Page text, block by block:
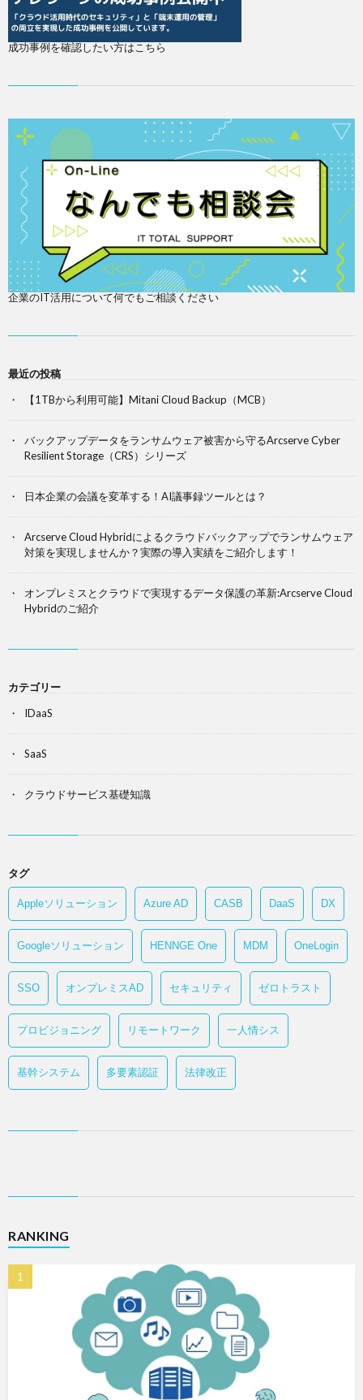
成功事例を確認したい方はこちら
企業のIT活用について何でもご相談ください
最近の投稿
【1TBから利用可能】Mitani Cloud Backup（MCB）
バックアップデータをランサムウェア被害から守るArcserve Cyber
Resilient Storage（CRS）シリーズ
日本企業の会議を変革する！AI議事録ツールとは？
Arcserve Cloud Hybridによるクラウドバックアップでランサムウェア
対策を実現しませんか？実際の導入実績をご紹介します！
オンプレミスとクラウドで実現するデータ保護の革新:Arcserve Cloud
Hybridのご紹介
カテゴリー
IDaaS
SaaS
クラウドサービス基礎知識
タグ
Appleソリューション Azure AD CASB DaaS DX
Googleソリューション HENNGE One MDM OneLogin
SSO オンプレミスAD セキュリティ ゼロトラスト
プロビジョニング リモートワーク 一人情シス
基幹システム 多要素認証 法律改正
RANKING